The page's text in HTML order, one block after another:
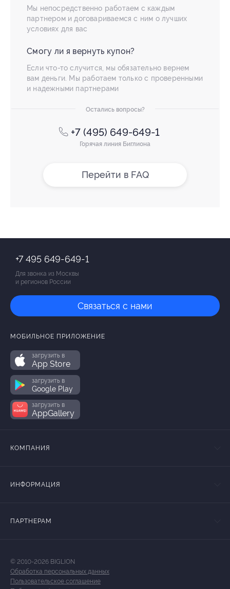
Мы непосредственно работаем с каждым
партнером и договариваемся с ним о лучших
условиях для вас
Смогу ли я вернуть купон?
Если что-то случится, мы обязательно вернем
вам деньги. Мы работаем только с проверенными
и надежными партнерами
Остались вопросы?
+7 (495) 649-649-1
Горячая линия Биглиона
Перейти в FAQ
+7 495 649-649-1
Для звонка из Москвы
и регионов России
Связаться с нами
МОБИЛЬНОЕ ПРИЛОЖЕНИЕ
загрузить в
App Store
загрузить в
Google Play
загрузить в
AppGallery
КОМПАНИЯ
ИНФОРМАЦИЯ
ПАРТНЕРАМ
© 2010-2026 BIGLION
Обработка персональных данных
Пользовательское соглашение